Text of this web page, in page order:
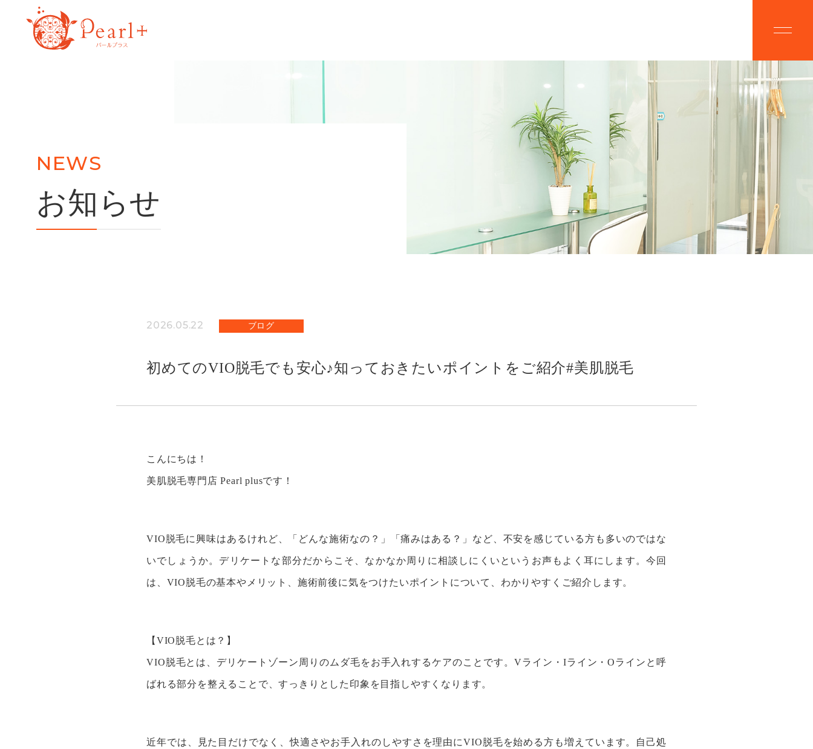
ABOUT
パールプラスにつ
いて
CAMPAIGN
脱毛キャンペーン
VOICE
お客様の声
MENU
美肌脱毛メニュー
SALON FLOW
NEWS
お知らせ
2026.05.22 ブログ
初めてのVIO脱毛でも安心♪知っておきたいポイントをご紹介#美肌脱毛
こんにちは！
美肌脱毛専門店 Pearl plusです！
VIO脱毛に興味はあるけれど、「どんな施術なの？」「痛みはある？」など、不安を感じている方も多いのではな
いでしょうか。デリケートな部分だからこそ、なかなか周りに相談しにくいというお声もよく耳にします。今回
は、VIO脱毛の基本やメリット、施術前後に気をつけたいポイントについて、わかりやすくご紹介します。
【VIO脱毛とは？】
VIO脱毛とは、デリケートゾーン周りのムダ毛をお手入れするケアのことです。Vライン・Iライン・Oラインと呼
ばれる部分を整えることで、すっきりとした印象を目指しやすくなります。
近年では、見た目だけでなく、快適さやお手入れのしやすさを理由にVIO脱毛を始める方も増えています。自己処